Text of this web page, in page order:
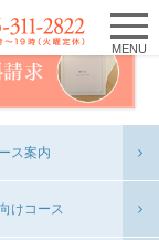
MENU
ス案内
けコース